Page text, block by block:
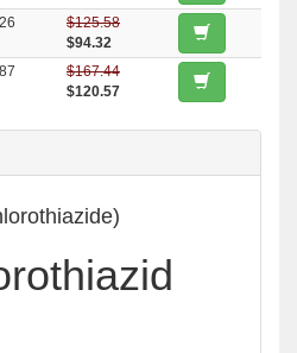
$125.58
$94.32
$167.44
$120.57